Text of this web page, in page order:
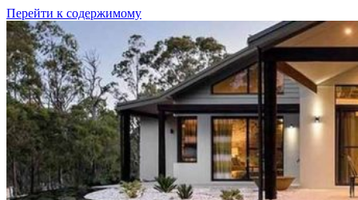
Перейти к содержимому